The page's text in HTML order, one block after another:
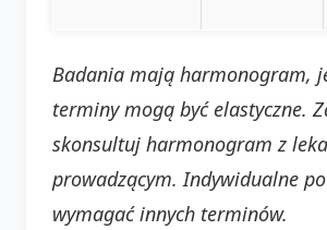
Badania mają harmonogram,
terminy mogą być elastyczne.
skonsultuj harmonogram z
prowadzącym. Indywidualne
wymagać innych terminów.